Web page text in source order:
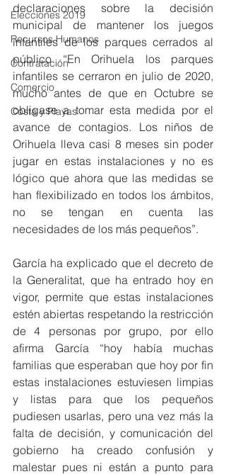
Elecciones 2019
Recursos Humanos
Contratación
Comercio
Costa y Playas
declaraciones sobre la decisión
municipal de mantener los juegos
infantiles de los parques cerrados al
público “En Orihuela los parques
infantiles se cerraron en julio de 2020,
mucho antes de que en Octubre se
obligase a tomar esta medida por el
avance de contagios. Los niños de
Orihuela lleva casi 8 meses sin poder
jugar en estas instalaciones y no es
lógico que ahora que las medidas se
han flexibilizado en todos los ámbitos,
no se tengan en cuenta las
necesidades de los más pequeños”.
García ha explicado que el decreto de
la Generalitat, que ha entrado hoy en
vigor, permite que estas instalaciones
estén abiertas respetando la restricción
de 4 personas por grupo, por ello
afirma García “hoy había muchas
familias que esperaban que hoy por fin
estas instalaciones estuviesen limpias
y listas para que los pequeños
pudiesen usarlas, pero una vez más la
falta de decisión, y comunicación del
gobierno ha creado confusión y
malestar pues ni están a punto para